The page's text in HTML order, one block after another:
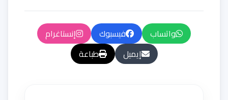
واتساب فيسبوك
إنستاغرام
إيميل
طباعة